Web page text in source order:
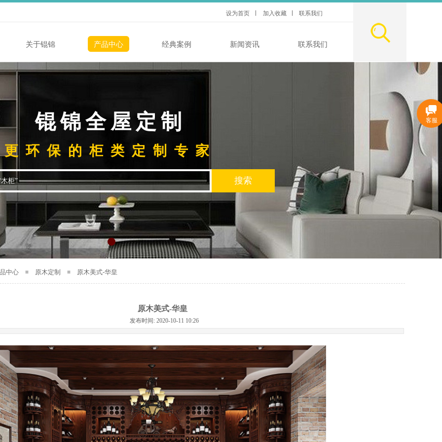
锟锦全屋定制
更环保的柜类定制专家
搜索
中心 ≡ 原木定制 ≡ 原木美式-华皇
原木美式-华皇
发布时间: 2020-10-11 10:26
联系我们
设为首页 加入收藏
关于锟锦 产品中心 经典案例 新闻资讯 联系我们
客服